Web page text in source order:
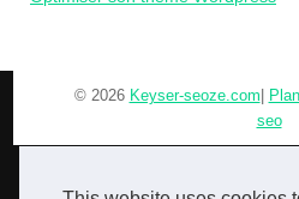
© 2026 Keyser-seoze.com|
seo